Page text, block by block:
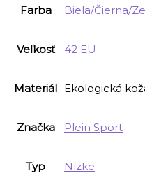
Farba Biela/Čierna/
Veľkosť 42 EU
Materiál Ekologická
Značka Plein Sport
Typ Nízke